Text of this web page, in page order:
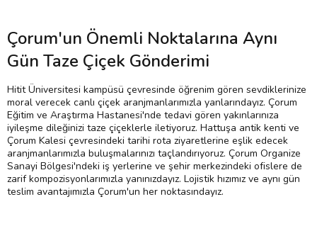
Çorum'un Önemli Noktalarına Aynı
Gün Taze Çiçek Gönderimi
Hitit Üniversitesi kampüsü çevresinde öğrenim gören sevdiklerinize
moral verecek canlı çiçek aranjmanlarımızla yanlarındayız. Çorum
Eğitim ve Araştırma Hastanesi'nde tedavi gören yakınlarınıza
iyileşme dileğinizi taze çiçeklerle iletiyoruz. Hattuşa antik kenti ve
Çorum Kalesi çevresindeki tarihi rota ziyaretlerine eşlik edecek
aranjmanlarımızla buluşmalarınızı taçlandırıyoruz. Çorum Organize
Sanayi Bölgesi'ndeki iş yerlerine ve şehir merkezindeki ofislere de
zarif kompozisyonlarımızla yanınızdayız. Lojistik hızımız ve aynı gün
teslim avantajımızla Çorum'un her noktasındayız.